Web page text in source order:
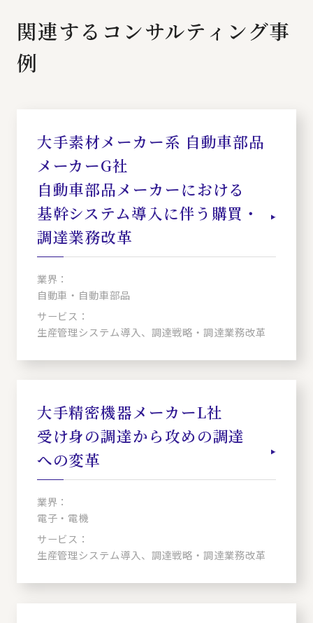
関連するコンサルティング事
例
大手素材メーカー系 自動車部品
メーカーG社
自動車部品メーカーにおける
基幹システム導入に伴う購買・
調達業務改革
業界：
自動車・自動車部品
サービス：
生産管理システム導入、調達戦略・調達業務改革
大手精密機器メーカーL社
受け身の調達から攻めの調達
への変革
業界：
電子・電機
サービス：
生産管理システム導入、調達戦略・調達業務改革